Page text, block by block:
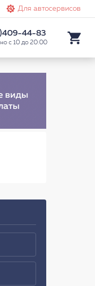
Для автосервисов
44-83
с 10 до 20:00